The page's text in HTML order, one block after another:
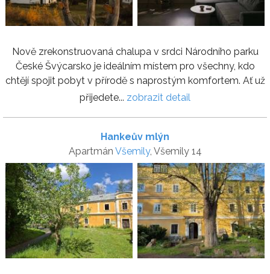
Nově zrekonstruovaná chalupa v srdci Národního parku
České Švýcarsko je ideálním místem pro všechny, kdo
chtějí spojit pobyt v přírodě s naprostým komfortem. Ať už
přijedete... zobrazit detail
Hankeův mlýn
Apartmán Všemily, Všemily 14